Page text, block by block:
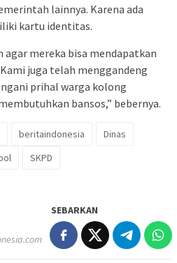
lainnya. Karena ada
kartu identitas.
mereka bisa mendapatkan
juga telah menggandeng
prihal warga kolong
bansos,” bebernya.
beritaindonesia
Dinas
SKPD
SEBARKAN